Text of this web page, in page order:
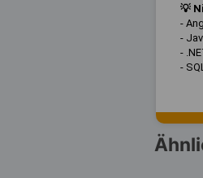
💡
-
-
-
-